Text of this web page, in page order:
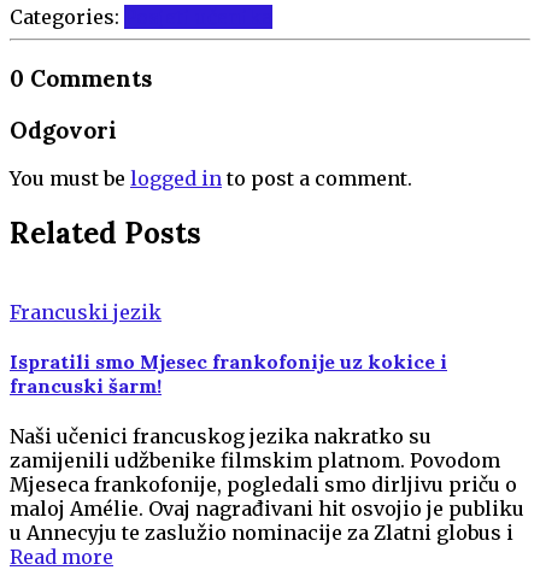
Categories:
0 Comments
Odgovori
You must be logged into post a comment.
Related Posts
Francuski jezik
Ispratili smo Mjesec frankofonije uz kokice i
francuski šarm!
Naši učenici francuskog jezika nakratko su
zamijenili udžbenike filmskim platnom. Povodom
Mjeseca frankofonije, pogledali smo dirljivu priču o
maloj Amélie. Ovaj nagrađivani hit osvojio je publiku
u Annecyju te zaslužio nominacije za Zlatni globus i
Read more